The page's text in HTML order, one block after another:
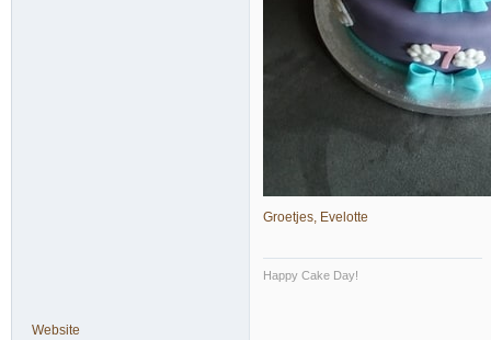
Groetjes, Evelotte
Happy Cake Day!
Website